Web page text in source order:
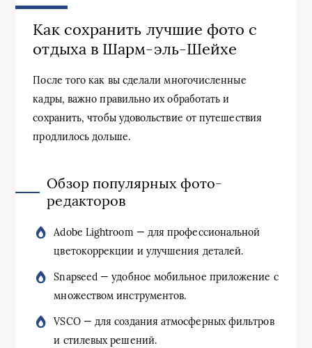
Как сохранить лучшие фото с
отдыха в Шарм-эль-Шейхе
После того как вы сделали многочисленные
кадры, важно правильно их обработать и
сохранить, чтобы удовольствие от путешествия
продлилось дольше.
Обзор популярных фото-
редакторов
Adobe Lightroom — для профессиональной
цветокоррекции и улучшения деталей.
Snapseed — удобное мобильное приложение с
множеством инструментов.
VSCO — для создания атмосферных фильтров
и стилевых решений.